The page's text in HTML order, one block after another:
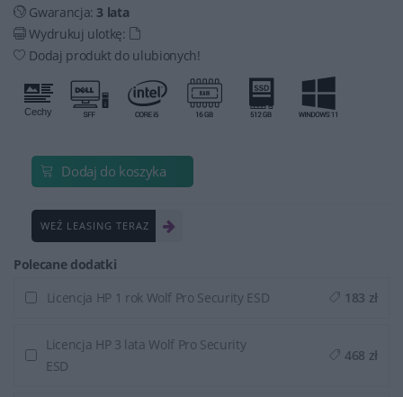
Gwarancja:3 lata
Wydrukuj ulotkę:
Dodaj produkt do ulubionych!
Dodaj do koszyka
WEŹ LEASING TERAZ
Polecane dodatki
Licencja HP 1 rok Wolf Pro Security ESD
183 zł
Licencja HP 3 lata Wolf Pro Security
ESD
468 zł